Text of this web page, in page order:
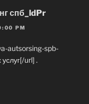
спб_ldPr
PM
autsorsing-spb-
url] .